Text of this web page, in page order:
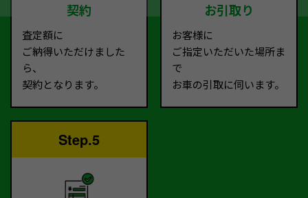
契約
査定額に
ご納得いただけました
ら、
契約となります。
お引取り
お客様に
ご指定いただいた場所ま
で
お車の引取に伺います。
Step.5